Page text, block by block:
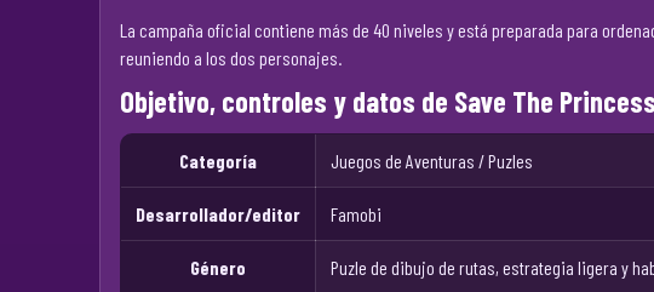
La campaña oficial contiene más de 40 niveles y está preparada para
reuniendo a los dos personajes.
Objetivo, controles y datos de Save The Princess
Categoría Juegos de Aventuras / Puzles
Desarrollador/editor Famobi
Género Puzle de dibujo de rutas, estrategia ligera y